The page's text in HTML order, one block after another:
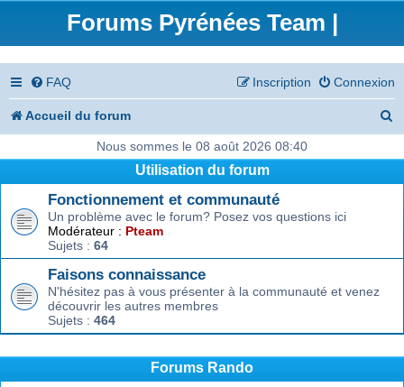
Forums Pyrénées Team |
FAQ Connexion
Inscription
Accueil du forum
e
Nous sommes le 08 août 2026 08:40
Utilisation du forum
Fonctionnement et communauté
Un problème avec le forum? Posez vos questions ici
Modérateur : Pteam
Sujets : 64
Faisons connaissance
N'hésitez pas à vous présenter à la communauté et venez
découvrir les autres membres
Sujets : 464
Forums Rando